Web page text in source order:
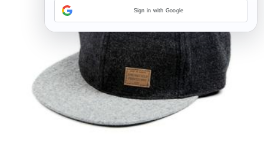
Sign in with Google